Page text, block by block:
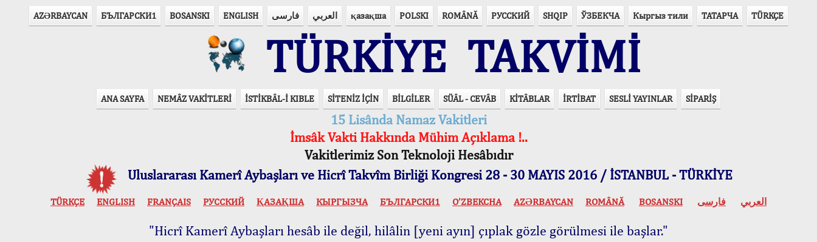
AZӘRBAYCAN БЪЛГАРСКИ1 BOSANSKI ENGLISH فارسی العربي қазақша POLSKI ROMÂNĂ РУССКИЙ SHQIP ЎЗБЕКЧА Кыргыз тили ТАТАРЧА TÜRKÇE
TÜRKİYE TAKVİMİ
ANA SAYFA NEMÂZ VAKİTLERİ İSTİKBÂL-İ KIBLE SİTENİZ İÇİN BİLGİLER SÜÂL - CEVÂB KİTÂBLAR İRTİBAT SESLİ YAYINLAR SİPARİŞ
15 Lisânda Namaz Vakitleri
İmsâk Vakti Hakkında Mühim Açıklama !..
Vakitlerimiz Son Teknoloji Hesâbıdır
Uluslararası Kamerî Aybaşları ve Hicrî Takvîm Birliği Kongresi 28 - 30 MAYIS 2016 / İSTANBUL - TÜRKİYE
TÜRKÇE ENGLISH FRANÇAIS РУССКИЙ ҚАЗАҚША КЫPГЫЗЧA БЪЛГАРСКИ1 O’ZBEKCHA AZӘRBAYCAN ROMÂNĂ BOSANSKI العربي فارسی
"Hicrî Kamerî Aybaşları hesâb ile değil, hilâlin [yeni ayın] çıplak gözle görülmesi ile başlar."